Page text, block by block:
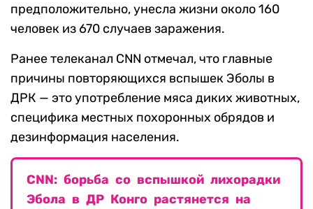
предположительно, унесла жизни около 160
человек из 670 случаев заражения.
Ранее телеканал CNN отмечал, что главные
причины повторяющихся вспышек Эболы в
ДРК — это употребление мяса диких животных,
специфика местных похоронных обрядов и
дезинформация населения.
СNN: борьба со вспышкой лихорадки
Эбола в ДР Конго растянется на